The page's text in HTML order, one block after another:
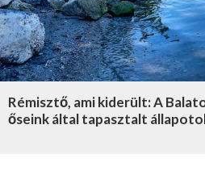
Rémisztő, ami kiderült: A
őseink által tapasztalt